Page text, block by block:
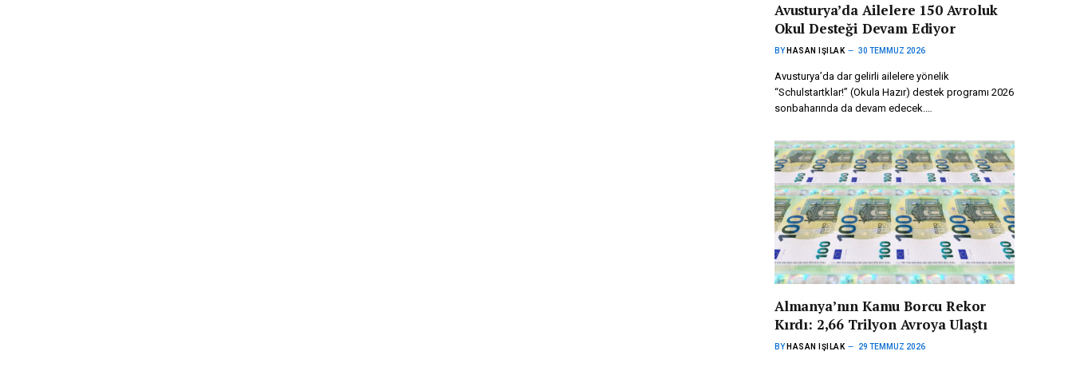
Avusturya’da Ailelere 150 Avroluk
Okul Desteği Devam Ediyor
BY HASAN IŞILAK 30 TEMMUZ 2026
Avusturya’da dar gelirli ailelere yönelik
“Schulstartklar!” (Okula Hazır) destek programı 2026
sonbaharında da devam edecek.…
Almanya’nın Kamu Borcu Rekor
Kırdı: 2,66 Trilyon Avroya Ulaştı
BY HASAN IŞILAK 29 TEMMUZ 2026